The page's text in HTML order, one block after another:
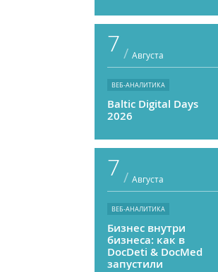
7 / Августа
ВЕБ-АНАЛИТИКА
Baltic Digital Days
2026
7 / Августа
ВЕБ-АНАЛИТИКА
Бизнес внутри
бизнеса: как в
DocDeti & DocMed
запустили